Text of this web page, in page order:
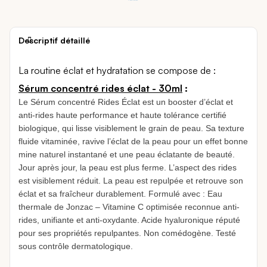
Descriptif détaillé
La routine éclat et hydratation se compose de :
Sérum concentré rides éclat - 30ml :
Le Sérum concentré Rides Éclat est un booster d’éclat et
anti-rides haute performance et haute tolérance certifié
biologique, qui lisse visiblement le grain de peau. Sa texture
fluide vitaminée, ravive l’éclat de la peau pour un effet bonne
mine naturel instantané et une peau éclatante de beauté.
Jour après jour, la peau est plus ferme. L’aspect des rides
est visiblement réduit. La peau est repulpée et retrouve son
éclat et sa fraîcheur durablement. Formulé avec : Eau
thermale de Jonzac – Vitamine C optimisée reconnue anti-
rides, unifiante et anti-oxydante. Acide hyaluronique réputé
pour ses propriétés repulpantes. Non comédogène. Testé
sous contrôle dermatologique.